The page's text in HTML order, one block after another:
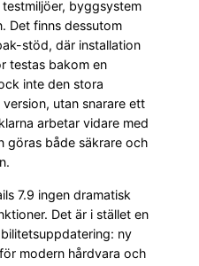
byggsystem
Det finns dessutom
stöd, där installation
testas bakom en
inte den stora
utan snarare ett
arbetar vidare med
göras både säkrare och
7.9 ingen dramatisk
Det är i stället en
ny
modern hårdvara och